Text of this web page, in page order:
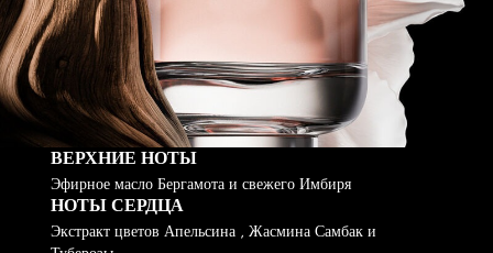
ВЕРХНИЕ НОТЫ
Эфирное масло Бергамота и свежего Имбиря
НОТЫ СЕРДЦА
Экстракт цветов Апельсина , Жасмина Самбак и